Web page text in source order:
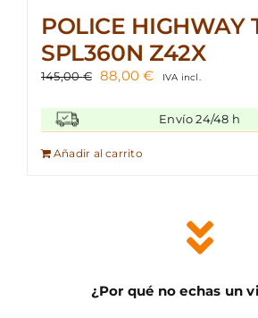
POLICE HIGHWAY
SPL360N Z42X
145,00€ El
original
era:
145,00 €.
88,00€ El
actual
es:
IVA incl.
Envío 24/48 h
Añadir al carrito
¿Por qué no echas un